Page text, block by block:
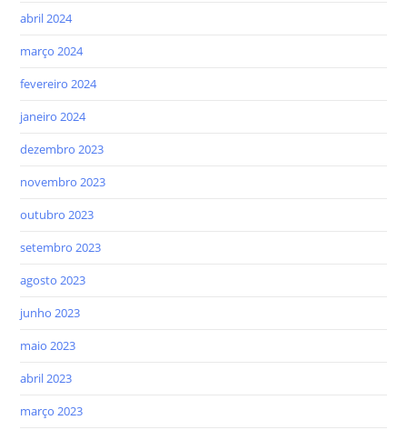
abril 2024
março 2024
fevereiro 2024
janeiro 2024
dezembro 2023
novembro 2023
outubro 2023
setembro 2023
agosto 2023
junho 2023
maio 2023
abril 2023
março 2023